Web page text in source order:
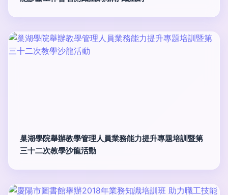
巢湖學院舉辦教學管理人員業務能力提升專題培訓暨第
三十二次教學沙龍活動